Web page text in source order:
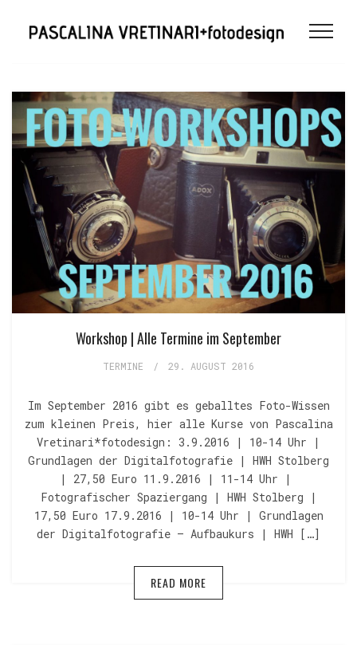
Workshop | Alle Termine im September
TERMINE / 29. AUGUST 2016
Im September 2016 gibt es geballtes Foto-Wissen
zum kleinen Preis, hier alle Kurse von Pascalina
Vretinari*fotodesign: 3.9.2016 | 10-14 Uhr |
Grundlagen der Digitalfotografie | HWH Stolberg
| 27,50 Euro 11.9.2016 | 11-14 Uhr |
Fotografischer Spaziergang | HWH Stolberg |
17,50 Euro 17.9.2016 | 10-14 Uhr | Grundlagen
der Digitalfotografie – Aufbaukurs | HWH […]
READ MORE